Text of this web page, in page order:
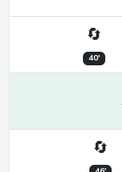
🔄
40'
🔄